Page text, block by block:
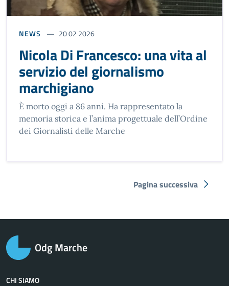
NEWS 20 02 2026
Nicola Di Francesco: una vita al
servizio del giornalismo
marchigiano
È morto oggi a 86 anni. Ha rappresentato la
memoria storica e l’anima progettuale dell’Ordine
dei Giornalisti delle Marche
Pagina successiva
Odg Marche
CHI SIAMO